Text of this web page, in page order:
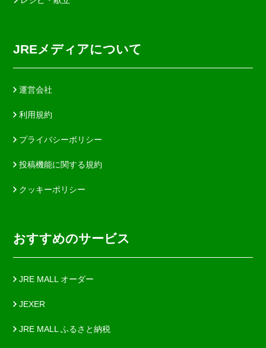
JREメディアについて
運営会社
利用規約
プライバシーポリシー
投稿機能に関する規約
クッキーポリシー
おすすめのサービス
JRE MALL オーダー
JEXER
JRE MALL ふるさと納税